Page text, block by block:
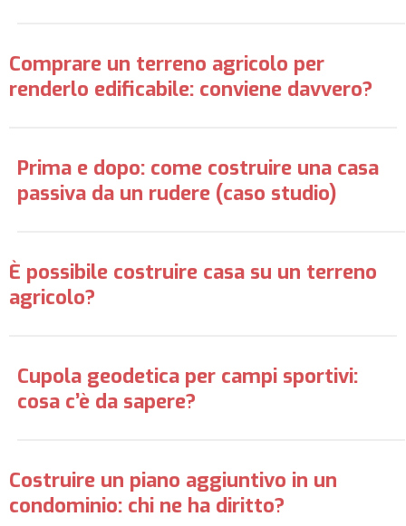
Comprare un terreno agricolo per
renderlo edificabile: conviene davvero?
Prima e dopo: come costruire una casa
passiva da un rudere (caso studio)
È possibile costruire casa su un terreno
agricolo?
Cupola geodetica per campi sportivi:
cosa c’è da sapere?
Costruire un piano aggiuntivo in un
condominio: chi ne ha diritto?